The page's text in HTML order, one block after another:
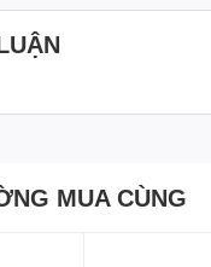
MUA CÙNG